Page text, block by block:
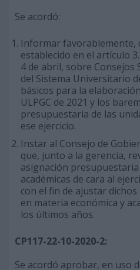
Se acordó:
Informar favorablemente,
establecido en el artículo
4 de abril, sobre Consejos
del Sistema Universitario
básicos para la
ULPGC de 2021 y los
presupuestaria de las
ese ejercicio.
Instar al Consejo de
que, junto a la gerencia,
asignación
académicas de cara al
con el fin de ajustar
en materia económica y
los últimos años.
CP117-22-10-2020-2:
Se acordó aprobar, en uso